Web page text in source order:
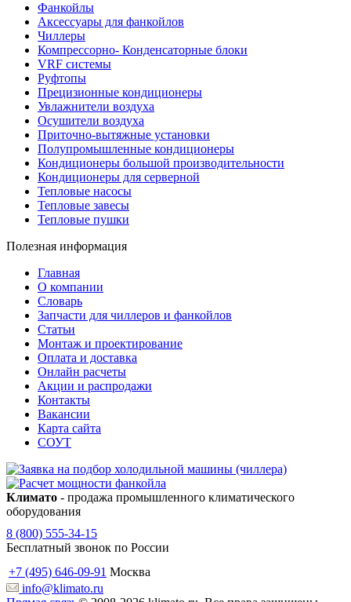
Фанкойлы
Аксессуары для фанкойлов
Чиллеры
Компрессорно- Конденсаторные блоки
VRF системы
Руфтопы
Прецизионные кондиционеры
Увлажнители воздуха
Осушители воздуха
Приточно-вытяжные установки
Полупромышленные кондиционеры
Кондиционеры большой производительности
Кондиционеры для серверной
Тепловые насосы
Тепловые завесы
Тепловые пушки
Полезная информация
Главная
О компании
Словарь
Запчасти для чиллеров и фанкойлов
Статьи
Монтаж и проектирование
Оплата и доставка
Онлайн расчеты
Акции и распродажи
Контакты
Вакансии
Карта сайта
СОУТ
Климато - продажа промышленного климатического
оборудования
8 (800) 555-34-15
Бесплатный звонок по России
+7 (495) 646-09-91 Москва
info@klimato.ru